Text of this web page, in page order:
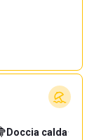
Doccia calda·